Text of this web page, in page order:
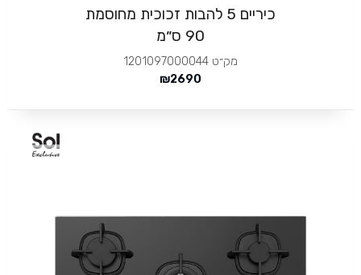
כיריים 5 להבות זכוכית מחוסמת
90 ס״מ
מק״ט 1201097000044
2690
₪